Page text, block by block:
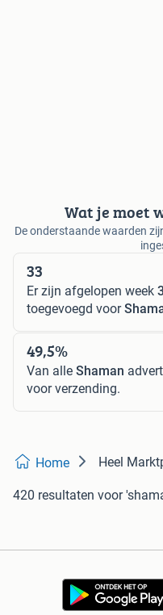
Wat je moet
De onderstaande waarden
33
Er zijn afgelopen week
toegevoegd voor
49,5%
Van alle Shaman
voor verzending.
Home Heel
420 resultaten voor